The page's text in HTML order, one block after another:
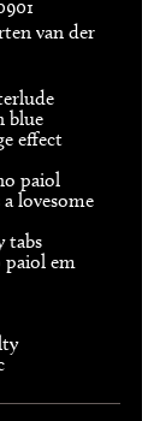
van der
blue
effect
paiol
lovesome
tabs
paiol em